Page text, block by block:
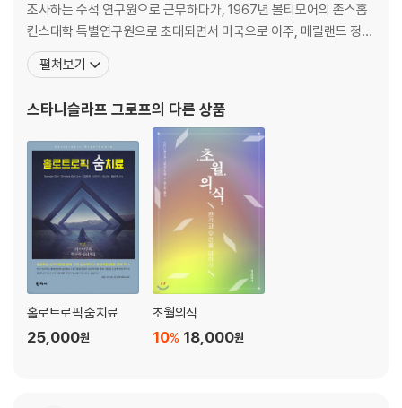
조사하는 수석 연구원으로 근무하다가, 1967년 볼티모어의 존스홉
킨스대학 특별연구원으로 초대되면서 미국으로 이주, 메릴랜드 정신
의학 연구소의 수석연구원 겸 존스홉킨스대학 헨리 핍스 클리닉의 정
신의학 조교수 등을 거쳤다. 1973년부터 캘리포니아 빅서의 에살렌
A: International Transpersonal Assoc
펼쳐보기
스타니슬라프 그로프의 다른 상품
홀로트로픽 숨치료
25,000원
초월의식
18,000원
10%